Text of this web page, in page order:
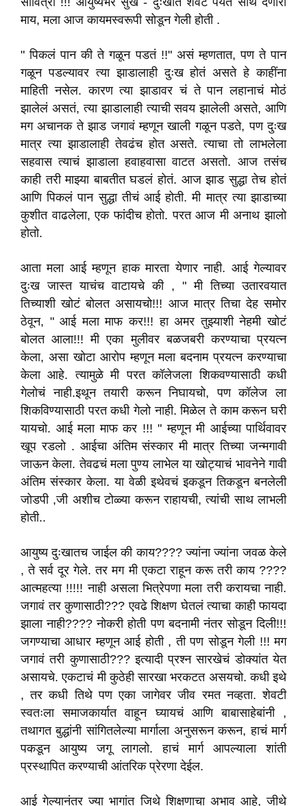
माय, मला आज कायमस्वरूपी सोडून गेली होती .
" पिकलं पान की ते गळून पडतं !!" असं म्हणतात, पण ते पान
गळून पडल्यावर त्या झाडालाही दुःख होतं असते हे काहींना
माहिती नसेल. कारण त्या झाडावर चं ते पान लहानाचं मोठं
झालेलं असतं, त्या झाडालाही त्याची सवय झालेली असते, आणि
मग अचानक ते झाड जगावं म्हणून खाली गळून पडते, पण दुःख
मात्र त्या झाडालाही तेवढंच होत असते. त्याचा तो लाभलेला
सहवास त्याचं झाडाला हवाहवासा वाटत असतो. आज तसंच
काही तरी माझ्या बाबतीत घडलं होतं. आज झाड सुद्धा तेच होतं
आणि पिकलं पान सुद्धा तीचं आई होती. मी मात्र त्या झाडाच्या
कुशीत वाढलेला, एक फांदीच होतो. परत आज मी अनाथ झालो
होतो.
आता मला आई म्हणून हाक मारता येणार नाही. आई गेल्यावर
दुःख जास्त याचंच वाटायचे की , " मी तिच्या उतारवयात
तिच्याशी खोटं बोलत असायचो!!! आज मात्र तिचा देह समोर
ठेवून, " आई मला माफ कर!!! हा अमर तुझ्याशी नेहमी खोटं
बोलत आला!!! मी एका मुलीवर बळजबरी करण्याचा प्रयत्न
केला, असा खोटा आरोप म्हणून मला बदनाम प्रयत्न करण्याचा
केला आहे. त्यामुळे मी परत कॉलेजला शिकवण्यासाठी कधी
गेलोचं नाही.इथून तयारी करून निघायचो, पण कॉलेज ला
शिकविण्यासाठी परत कधी गेलो नाही. मिळेल ते काम करून घरी
यायचो. आई मला माफ कर !!! " म्हणून मी आईच्या पार्थिवावर
खूप रडलो . आईचा अंतिम संस्कार मी मात्र तिच्या जन्मगावी
जाऊन केला. तेवढचं मला पुण्य लाभेल या खोट्याचं भावनेने गावी
अंतिम संस्कार केला. या वेळी इथेवचं इकडून तिकडून बनलेली
जोडपी ,जी अशीच टोळ्या करून राहायची, त्यांची साथ लाभली
होती..
आयुष्य दुःखातच जाईल की काय???? ज्यांना ज्यांना जवळ केले
, ते सर्व दूर गेले. तर मग मी एकटा राहून करू तरी काय ????
आत्महत्या !!!!! नाही असला भित्रेपणा मला तरी करायचा नाही.
जगावं तर कुणासाठी??? एवढे शिक्षण घेतलं त्याचा काही फायदा
झाला नाही???? नोकरी होती पण बदनामी नंतर सोडून दिली!!!
जगण्याचा आधार म्हणून आई होती , ती पण सोडून गेली !!! मग
जगावं तरी कुणासाठी??? इत्यादी प्रश्न सारखेचं डोक्यांत येत
असायचे. एकटाचं मी कुठेही सारखा भरकटत असयचो. कधी इथे
, तर कधी तिथे पण एका जागेवर जीव रमत नव्हता. शेवटी
स्वतःला समाजकार्यात वाहून घ्यायचं आणि बाबासाहेबांनी ,
तथागत बुद्धांनी सांगितलेल्या मार्गाला अनुसरून करून, हाचं मार्ग
पकडून आयुष्य जगू लागलो. हाचं मार्ग आपल्याला शांती
प्रस्थापित करण्याची आंतरिक प्रेरणा देईल.
आई गेल्यानंतर ज्या भागांत जिथे शिक्षणाचा अभाव आहे, जीथे